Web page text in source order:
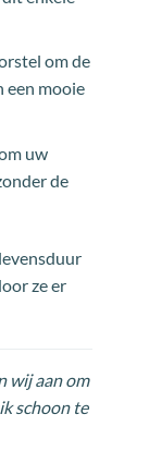
om de
een mooie
uw
de
ze er
wij aan om
schoon te